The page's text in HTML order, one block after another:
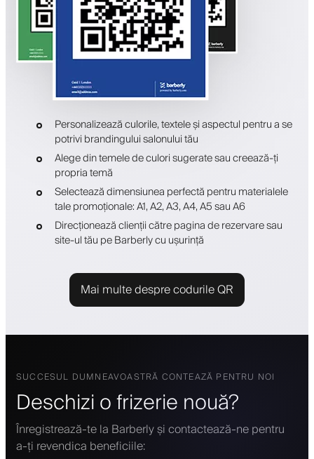
Personalizează culorile, textele și aspectul pentru a se
potrivi brandingului salonului tău
Alege din temele de culori sugerate sau creează-ți
propria temă
Selectează dimensiunea perfectă pentru materialele
tale promoționale: A1, A2, A3, A4, A5 sau A6
Direcționează clienții către pagina de rezervare sau
site-ul tău pe Barberly cu ușurință
Mai multe despre codurile QR
SUCCESUL DUMNEAVOASTRĂ CONTEAZĂ PENTRU NOI
Deschizi o frizerie nouă?
Înregistrează-te la Barberly și contactează-ne pentru
a-ți revendica beneficiile: